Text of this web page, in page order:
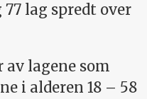
lag spredt over
av lagene som
i alderen 18 – 58